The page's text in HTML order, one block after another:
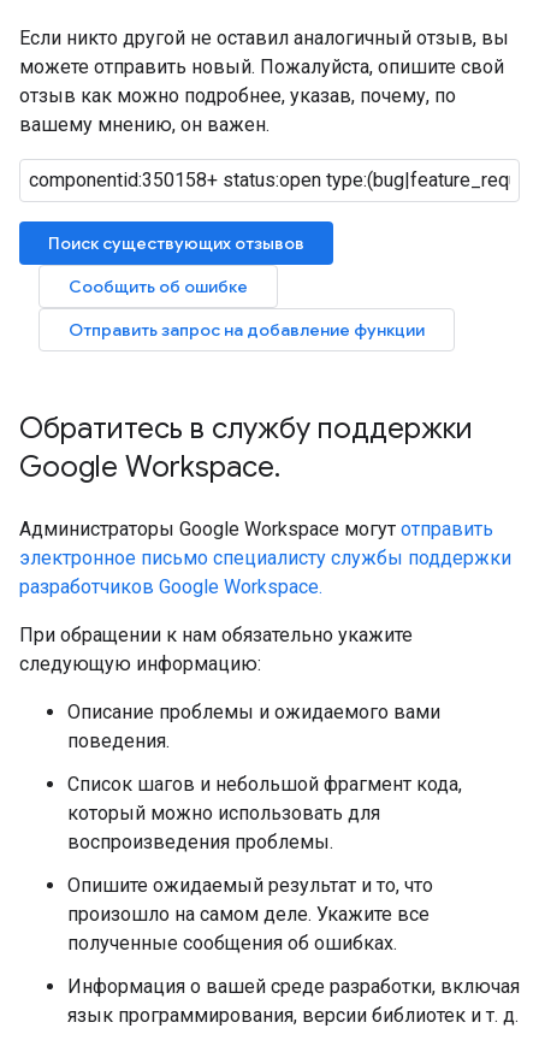
Если никто другой не оставил аналогичный отзыв, вы
можете отправить новый. Пожалуйста, опишите свой
отзыв как можно подробнее, указав, почему, по
вашему мнению, он важен.
Поиск существующих отзывов
Сообщить об ошибке
Отправить запрос на добавление функции
Обратитесь в службу поддержки
Google Workspace.
Администраторы Google Workspace могут отправить
электронное письмо специалисту службы поддержки
разработчиков Google Workspace.
При обращении к нам обязательно укажите
следующую информацию:
Описание проблемы и ожидаемого вами
поведения.
Список шагов и небольшой фрагмент кода,
который можно использовать для
воспроизведения проблемы.
Опишите ожидаемый результат и то, что
произошло на самом деле. Укажите все
полученные сообщения об ошибках.
Информация о вашей среде разработки, включая
язык программирования, версии библиотек и т. д.